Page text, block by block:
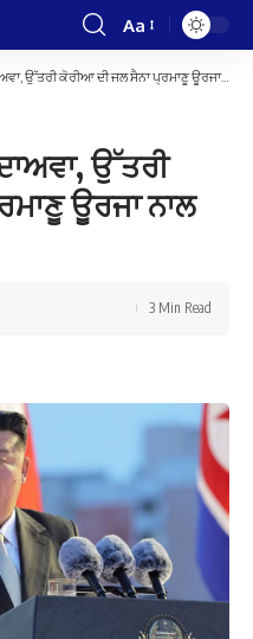
Font
Resizer
Aa
ਕੋਰੀਆ ਦੀ ਜਲ ਸੈਨਾ ਪ੍ਰਮਾਣੂ ਊਰਜਾ ਨਾਲ ਹੋਵੇਗੀ ਸੰਚਾਲਿਤ
ਉੱਤਰੀ
ਊਰਜਾ ਨਾਲ
3 Min Read